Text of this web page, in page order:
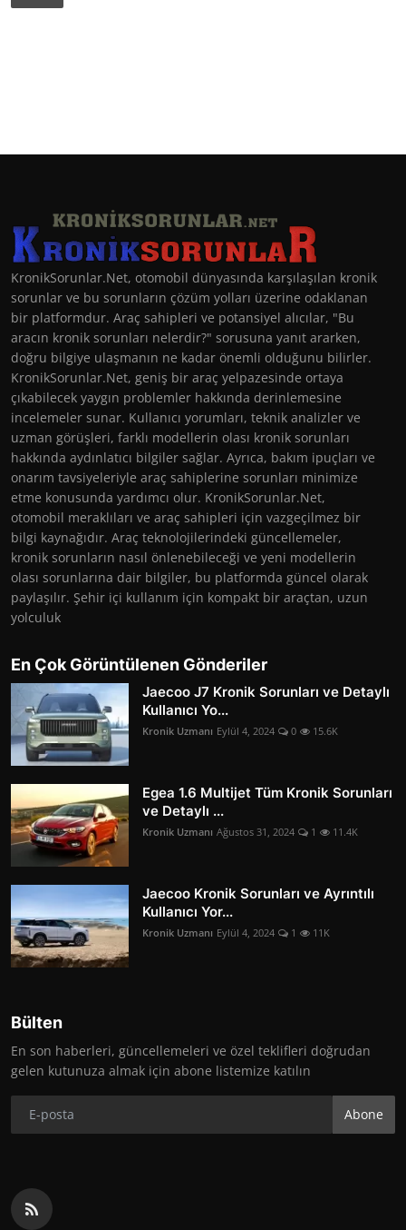
KronikSorunlar.Net, otomobil dünyasında karşılaşılan kronik
sorunlar ve bu sorunların çözüm yolları üzerine odaklanan
bir platformdur. Araç sahipleri ve potansiyel alıcılar, "Bu
aracın kronik sorunları nelerdir?" sorusuna yanıt ararken,
doğru bilgiye ulaşmanın ne kadar önemli olduğunu bilirler.
KronikSorunlar.Net, geniş bir araç yelpazesinde ortaya
çıkabilecek yaygın problemler hakkında derinlemesine
incelemeler sunar. Kullanıcı yorumları, teknik analizler ve
uzman görüşleri, farklı modellerin olası kronik sorunları
hakkında aydınlatıcı bilgiler sağlar. Ayrıca, bakım ipuçları ve
onarım tavsiyeleriyle araç sahiplerine sorunları minimize
etme konusunda yardımcı olur. KronikSorunlar.Net,
otomobil meraklıları ve araç sahipleri için vazgeçilmez bir
bilgi kaynağıdır. Araç teknolojilerindeki güncellemeler,
kronik sorunların nasıl önlenebileceği ve yeni modellerin
olası sorunlarına dair bilgiler, bu platformda güncel olarak
paylaşılır. Şehir içi kullanım için kompakt bir araçtan, uzun
yolculuk
En Çok Görüntülenen Gönderiler
Jaecoo J7 Kronik Sorunları ve Detaylı
Kullanıcı Yo...
Kronik Uzmanı Eylül 4, 2024 0 15.6K
Egea 1.6 Multijet Tüm Kronik Sorunları
ve Detaylı ...
Kronik Uzmanı Ağustos 31, 2024 1 11.4K
Jaecoo Kronik Sorunları ve Ayrıntılı
Kullanıcı Yor...
Kronik Uzmanı Eylül 4, 2024 1 11K
Bülten
En son haberleri, güncellemeleri ve özel teklifleri doğrudan
gelen kutunuza almak için abone listemize katılın
Abone